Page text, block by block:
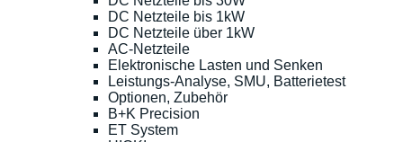
DC Netzteile bis 1kW
DC Netzteile über 1kW
AC-Netzteile
Elektronische Lasten und Senken
Leistungs-Analyse, SMU, Batterietest
Optionen, Zubehör
B+K Precision
ET System